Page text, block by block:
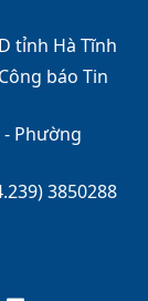
tỉnh Hà Tĩnh
báo Tin
Phường
3850288